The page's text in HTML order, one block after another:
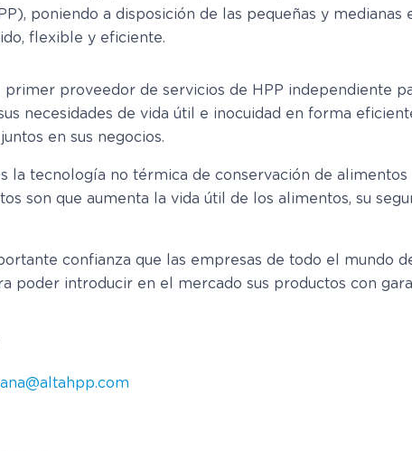
poniendo a disposición de las pequeñas y medianas
flexible y eficiente.
proveedor de servicios de HPP independiente
necesidades de vida útil e inocuidad en forma
en sus negocios.
la tecnología no térmica de conservación de
son que aumenta la vida útil de los alimentos, su
confianza que las empresas de todo el mundo
poder introducir en el mercado sus productos con